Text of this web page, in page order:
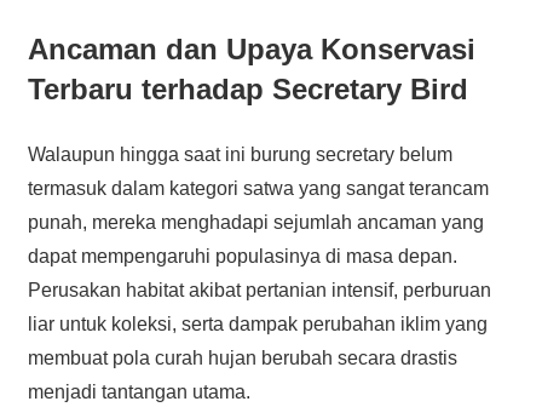
Ancaman dan Upaya Konservasi
Terbaru terhadap Secretary Bird
Walaupun hingga saat ini burung secretary belum
termasuk dalam kategori satwa yang sangat terancam
punah, mereka menghadapi sejumlah ancaman yang
dapat mempengaruhi populasinya di masa depan.
Perusakan habitat akibat pertanian intensif, perburuan
liar untuk koleksi, serta dampak perubahan iklim yang
membuat pola curah hujan berubah secara drastis
menjadi tantangan utama.